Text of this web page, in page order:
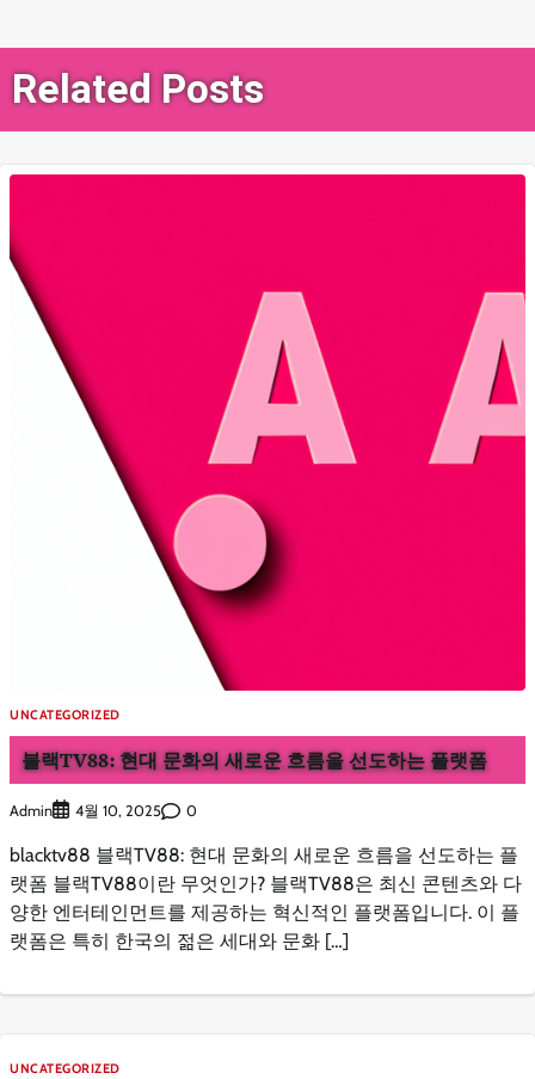
색
Related Posts
UNCATEGORIZED
블랙TV88: 현대 문화의 새로운 흐름을 선도하는 플랫폼
Admin 4월 10, 2025 0
blacktv88 블랙TV88: 현대 문화의 새로운 흐름을 선도하는 플
랫폼 블랙TV88이란 무엇인가? 블랙TV88은 최신 콘텐츠와 다
양한 엔터테인먼트를 제공하는 혁신적인 플랫폼입니다. 이 플
랫폼은 특히 한국의 젊은 세대와 문화 […]
UNCATEGORIZED